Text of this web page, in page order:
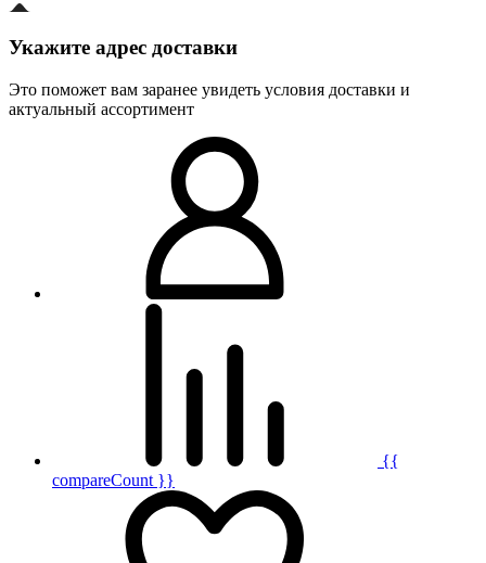
Укажите адрес доставки
Это поможет вам заранее увидеть условия доставки и
актуальный ассортимент
{{
compareCount }}